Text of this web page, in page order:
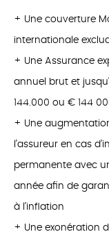
+ Une couverture
internationale
+ Une Assurance
annuel brut et
144.000 ou € 144
+ Une
l’assureur en cas
permanente avec
année afin de
à l’inflation
+ Une exonération